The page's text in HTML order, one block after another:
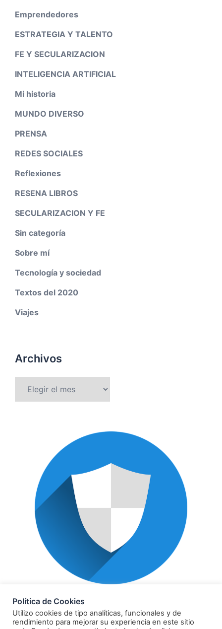
Emprendedores
ESTRATEGIA Y TALENTO
FE Y SECULARIZACION
INTELIGENCIA ARTIFICIAL
Mi historia
MUNDO DIVERSO
PRENSA
REDES SOCIALES
Reflexiones
RESENA LIBROS
SECULARIZACION Y FE
Sin categoría
Sobre mí
Tecnología y sociedad
Textos del 2020
Viajes
Archivos
Política de Cookies
Utilizo cookies de tipo analíticas, funcionales y de
rendimiento para mejorar su experiencia en este sitio